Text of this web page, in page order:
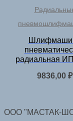
радиальная
9836,00₽
ООО "МАСТАК-